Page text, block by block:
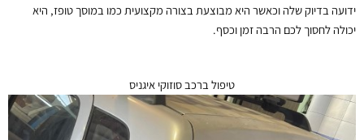
ידועה בדיוק שלה וכאשר היא מבוצעת בצורה מקצועית כמו במוסך טופז, היא
יכולה לחסוך לכם הרבה זמן וכסף.
טיפול ברכב סוזוקי איגניס